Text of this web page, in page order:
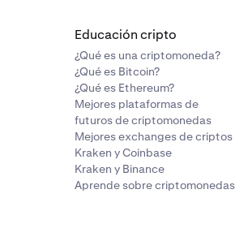
Educación cripto
¿Qué es una criptomoneda?
¿Qué es Bitcoin?
¿Qué es Ethereum?
Mejores plataformas de
futuros de criptomonedas
Mejores exchanges de criptos
Kraken y Coinbase
Kraken y Binance
Aprende sobre criptomonedas